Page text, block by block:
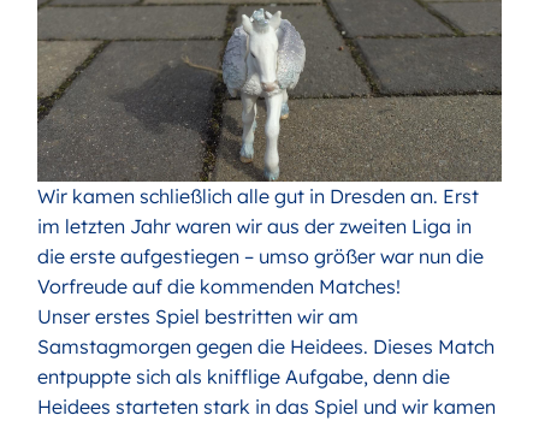
Wir kamen schließlich alle gut in Dresden an. Erst
im letzten Jahr waren wir aus der zweiten Liga in
die erste aufgestiegen – umso größer war nun die
Vorfreude auf die kommenden Matches!
Unser erstes Spiel bestritten wir am
Samstagmorgen gegen die Heidees. Dieses Match
entpuppte sich als knifflige Aufgabe, denn die
Heidees starteten stark in das Spiel und wir kamen